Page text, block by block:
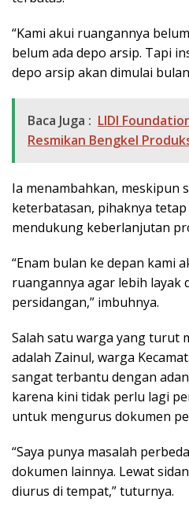
“Kami akui ruangannya
belum ada depo arsip. Tapi
depo arsip akan dimulai
Baca Juga : LIDI
Resmikan Bengkel
Ia menambahkan, meskipun
keterbatasan, pihaknya
mendukung keberlanjutan
“Enam bulan ke depan kami
ruangannya agar lebih layak
persidangan,” imbuhnya.
Salah satu warga yang turut
adalah Zainul, warga
sangat terbantu dengan
karena kini tidak perlu lagi
untuk mengurus dokumen
“Saya punya masalah
dokumen lainnya. Lewat
diurus di tempat,” tuturnya.